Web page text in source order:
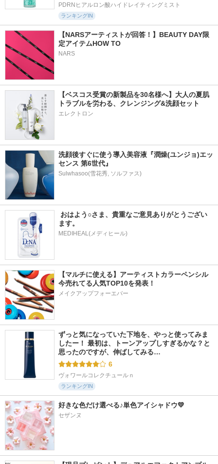
PDRNヒアルロン酸ハイドレイティングミスト
ランキングIN
【NARSアーティストが回答！】BEAUTY DAY限
定アイテムHOW TO
NARS
【ベスコス受賞の新製品を30名様へ】大人の夏肌
トラブルを労わる、クレンジング&洗顔セット
エレクトロン
洗顔後すぐに使う導入美容液『潤燥(ユンジョ)エッ
センス 第6世代』
おはよう○さま、貴重なご意見ありがとうござい
ます。
MEDIHEAL(メディヒール)
【マルチに使える】アーティストカラーペンシル
今売れてる人気TOP10を発表！
メイクアップフォーエバー
ずっと気になっていた下地を、やっと使ってみま
したー！ 最初は、トーンアップしすぎるかな？と
思ったのですが、伸ばしてみる…
6
ヴォワールコレクチュールｎ
ランキングIN
好きな色だけ選べる♪単色アイシャドウ💛
セザンヌ